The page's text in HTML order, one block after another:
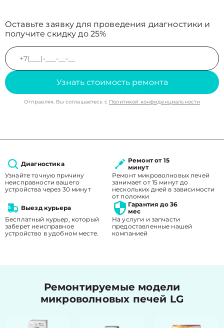
Оставьте заявку для проведения диагностики и
получите скидку до 25%
Узнать стоимость ремонта
Отправляя, Вы соглашаетесь с Политикой конфиденциальности
Диагностика
Узнайте точную причину
неисправности вашего
устройства через 30 минут
Ремонт от 15
минут
Ремонт микроволновых печей
занимает от 15 минут до
нескольких дней в зависимости
от поломки
Выезд курьера
Бесплатный курьер, который
заберет неисправное
устройство в удобном месте.
Гарантия до 36
мес
На услуги и запчасти
предоставленные нашей
компанией
Ремонтируемые модели
микроволновых печей LG